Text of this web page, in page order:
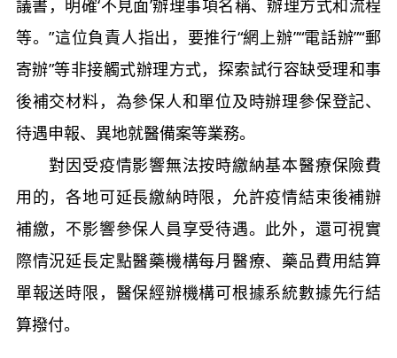
議書，明確‘不見面’辦理事項名稱、辦理方式和流程
等。”這位負責人指出，要推行“網上辦”“電話辦”“郵
寄辦”等非接觸式辦理方式，探索試行容缺受理和事
後補交材料，為參保人和單位及時辦理參保登記、
待遇申報、異地就醫備案等業務。
對因受疫情影響無法按時繳納基本醫療保險費
用的，各地可延長繳納時限，允許疫情結束後補辦
補繳，不影響參保人員享受待遇。此外，還可視實
際情況延長定點醫藥機構每月醫療、藥品費用結算
單報送時限，醫保經辦機構可根據系統數據先行結
算撥付。